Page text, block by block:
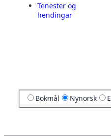
Tenester og
hendingar
Bokmål Nynorsk